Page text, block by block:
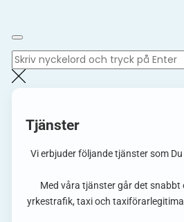
Sök
efter:
Tjänster
Vi erbjuder följande tjänster som
Med våra tjänster går det
yrkestrafik, taxi och